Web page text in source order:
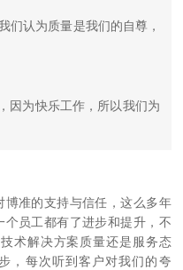
们认为质量是我们的自尊，
因为快乐工作，所以我们为
博准的支持与信任，这么多年
个员工都有了进步和提升，不
术解决方案质量还是服务态
，每次听到客户对我们的夸